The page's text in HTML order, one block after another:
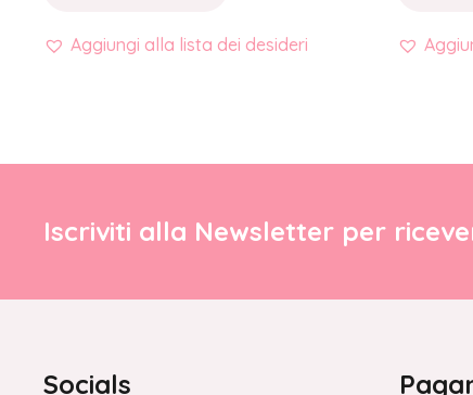
Aggiungi alla lista dei desideri
Iscriviti alla Newsletter per
Socials